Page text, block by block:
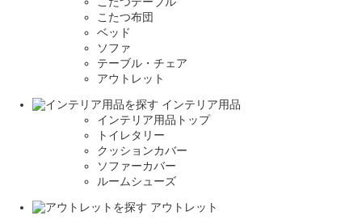
こたつ布団
ベッド
ソファ
テーブル・チェア
アウトレット
インテリア用品
インテリア用品トップ
トイレタリー
クッションカバー
ソファーカバー
ルームシューズ
アウトレット